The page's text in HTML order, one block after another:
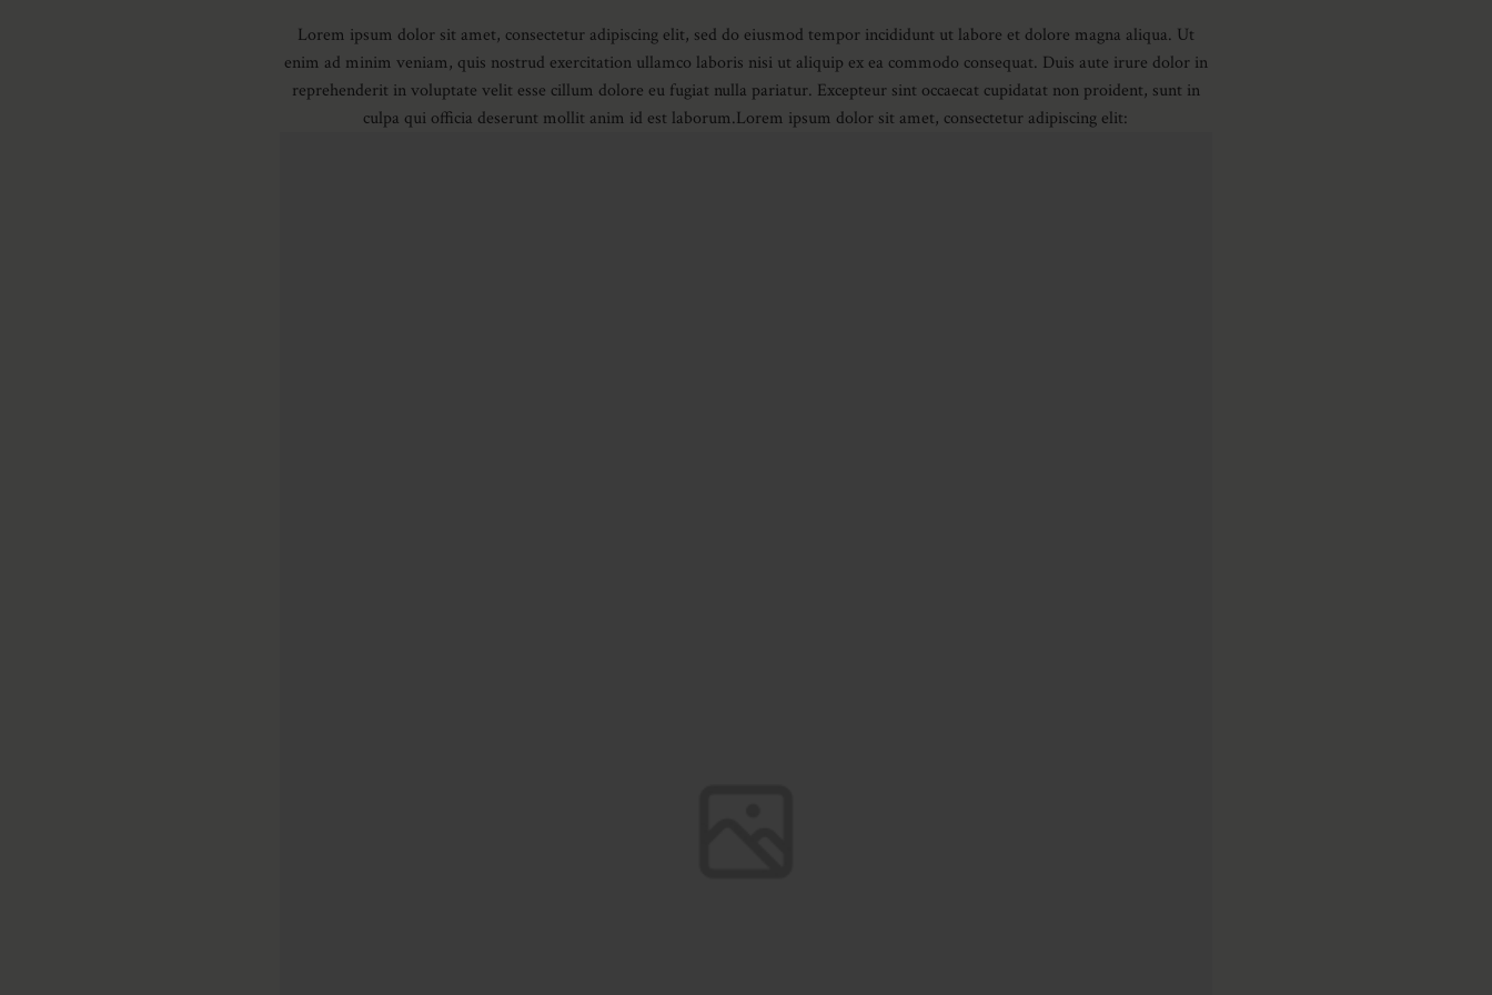
Lorem ipsum dolor sit amet, consectetur adipiscing elit, sed do eiusmod tempor incididunt ut labore et dolore magna aliqua. Ut
enim ad minim veniam, quis nostrud exercitation ullamco laboris nisi ut aliquip ex ea commodo consequat. Duis aute irure dolor in
reprehenderit in voluptate velit esse cillum dolore eu fugiat nulla pariatur. Excepteur sint occaecat cupidatat non proident, sunt in
culpa qui officia deserunt mollit anim id est laborum.Lorem ipsum dolor sit amet, consectetur adipiscing elit: